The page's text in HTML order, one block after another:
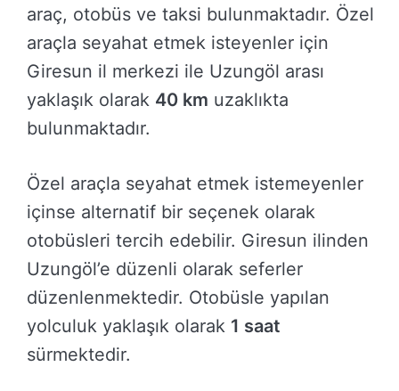
araç, otobüs ve taksi bulunmaktadır. Özel
araçla seyahat etmek isteyenler için
Giresun il merkezi ile Uzungöl arası
yaklaşık olarak 40 km uzaklıkta
bulunmaktadır.
Özel araçla seyahat etmek istemeyenler
içinse alternatif bir seçenek olarak
otobüsleri tercih edebilir. Giresun ilinden
Uzungöl’e düzenli olarak seferler
düzenlenmektedir. Otobüsle yapılan
yolculuk yaklaşık olarak 1 saat
sürmektedir.